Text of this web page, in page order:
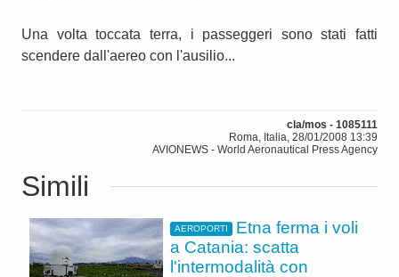
Una volta toccata terra, i passeggeri sono stati fatti
scendere dall'aereo con l'ausilio...
cla/mos - 1085111
Roma, Italia, 28/01/2008 13:39
AVIONEWS - World Aeronautical Press Agency
Simili
AEROPORTI
Etna ferma i voli
a Catania: scatta
l'intermodalità con